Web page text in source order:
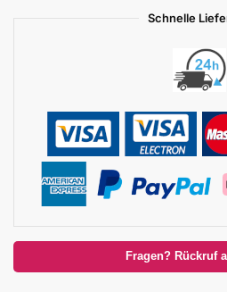
Schnelle
Fragen? Rückruf